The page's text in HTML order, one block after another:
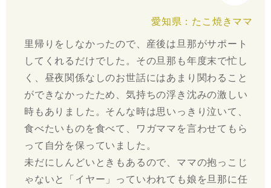
愛知県：たこ焼きママ
里帰りをしなかったので、産後は旦那がサポート
してくれるだけでした。その旦那も年度末で忙し
く、昼夜関係なしのお世話にはあまり関わること
ができなかったため、気持ちの浮き沈みの激しい
時もありました。そんな時は思いっきり泣いて、
食べたいものを食べて、ワガママを言わせてもら
って自分を保っていました。
未だにしんどいときもあるので、ママの抱っこじ
ゃないと「イヤー」っていわれても娘を旦那に任